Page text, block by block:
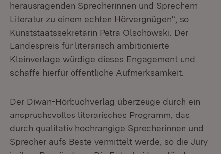
herausragenden Sprecherinnen und Sprechern
Literatur zu einem echten Hörvergnügen“, so
Kunststaatssekretärin Petra Olschowski. Der
Landespreis für literarisch ambitionierte
Kleinverlage würdige dieses Engagement und
schaffe hierfür öffentliche Aufmerksamkeit.
Der Diwan-Hörbuchverlag überzeuge durch ein
anspruchsvolles literarisches Programm, das
durch qualitativ hochrangige Sprecherinnen und
Sprecher aufs Beste vermittelt werde, so die Jury